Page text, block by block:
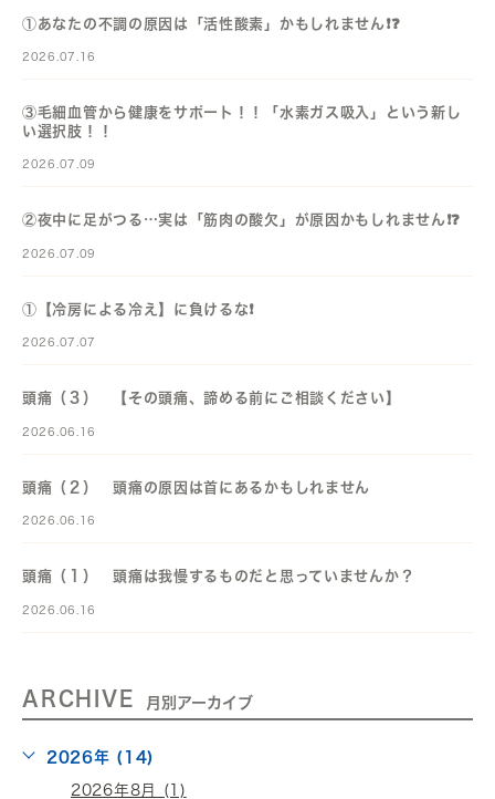
①あなたの不調の原因は「活性酸素」かもしれません❗️❓️
2026.07.16
③毛細血管から健康をサポート！！「水素ガス吸入」という新し
い選択肢！！
2026.07.09
②夜中に足がつる…実は「筋肉の酸欠」が原因かもしれません❗️❓️
2026.07.09
①【冷房による冷え】に負けるな❗️
2026.07.07
頭痛（３） 【その頭痛、諦める前にご相談ください】
2026.06.16
頭痛（２） 頭痛の原因は首にあるかもしれません
2026.06.16
頭痛（１） 頭痛は我慢するものだと思っていませんか？
2026.06.16
ARCHIVE 月別アーカイブ
2026年 (14)
2026年8月 (1)